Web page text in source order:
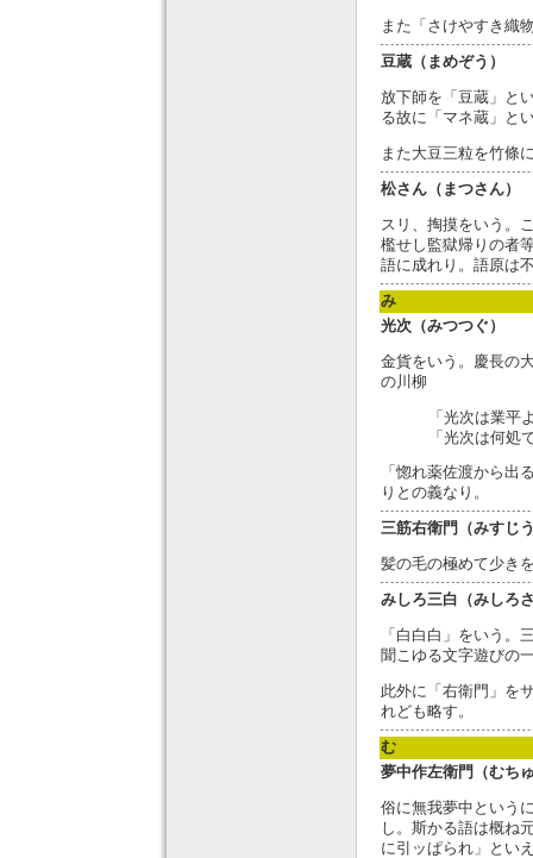
また「さけやすき織
豆蔵（まめぞう）
放下師を「豆蔵」と
る故に「マネ蔵」と
また大豆三粒を竹條
松さん（まつさん）
スリ、掏摸をいう。
檻せし監獄帰りの者
語に成れり。語原は
み
光次（みつつぐ）
金貨をいう。慶長の
の川柳
「光次は業平
「光次は何処
「惚れ薬佐渡から出
りとの義なり。
三筋右衛門（みすじ
髪の毛の極めて少き
みしろ三白（みしろ
「白白白」をいう。
聞こゆる文字遊びの
此外に「右衛門」を
れども略す。
む
夢中作左衛門（むち
俗に無我夢中という
し。斯かる語は概ね
に引ッぱられ」とい